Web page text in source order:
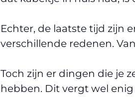
Echter, de laatste tijd zijn
verschillende redenen.
Toch zijn er dingen die je
hebben. Dit vergt wel